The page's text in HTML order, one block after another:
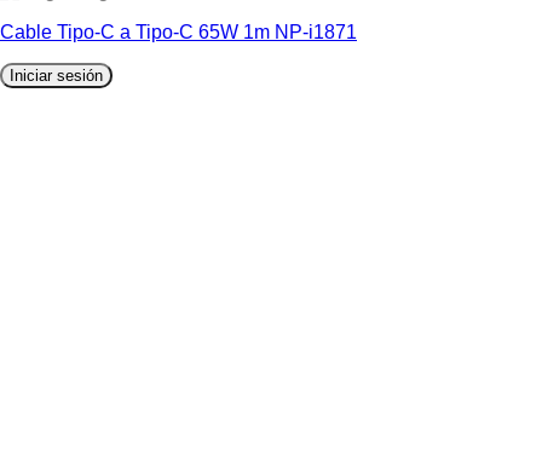
Cable Tipo-C a Tipo-C 65W 1m NP-i1871
Iniciar sesión